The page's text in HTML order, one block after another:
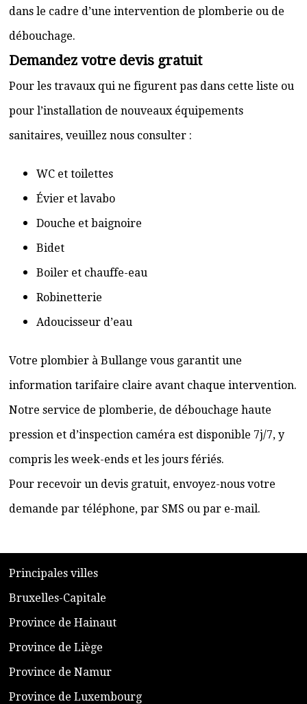
dans le cadre d’une intervention de plomberie ou de
débouchage.
Demandez votre devis gratuit
Pour les travaux qui ne figurent pas dans cette liste ou
pour l’installation de nouveaux équipements
sanitaires, veuillez nous consulter :
WC et toilettes
Évier et lavabo
Douche et baignoire
Bidet
Boiler et chauffe-eau
Robinetterie
Adoucisseur d’eau
Votre plombier à Bullange vous garantit une
information tarifaire claire avant chaque intervention.
Notre service de plomberie, de débouchage haute
pression et d’inspection caméra est disponible 7j/7, y
compris les week-ends et les jours fériés.
Pour recevoir un devis gratuit, envoyez-nous votre
demande par téléphone, par SMS ou par e-mail.
​Principales villes
​Bruxelles-Capitale
​Province de Hainaut
Province de Liège
​Province de Namur
​Province de Luxembourg